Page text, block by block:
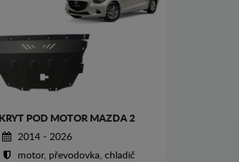
KRYT POD MOTOR MAZDA 2
2014 - 2026
motor, převodovka, chladič